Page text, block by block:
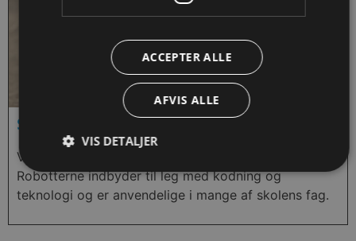
Sphero robotter
Vejledning i, hvordan man bruger Sphero robotter.
Robotterne indbyder til leg med kodning og
teknologi og er anvendelige i mange af skolens fag.
ACCEPTER ALLE
AFVIS ALLE
VIS DETALJER